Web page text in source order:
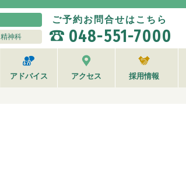
精神科
ご予約お問合せはこちら
048-551-7000
アドバイス アクセス 採用情報